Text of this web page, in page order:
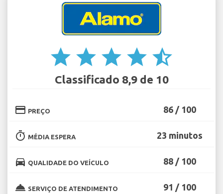
star star star star star_half
Classificado 8,9 de 10
credit_card PREÇO 86 / 100
timer MÉDIA ESPERA 23 minutos
directions_car QUALIDADE DO VEÍCULO 88 / 100
room_service SERVIÇO DE ATENDIMENTO 91 / 100